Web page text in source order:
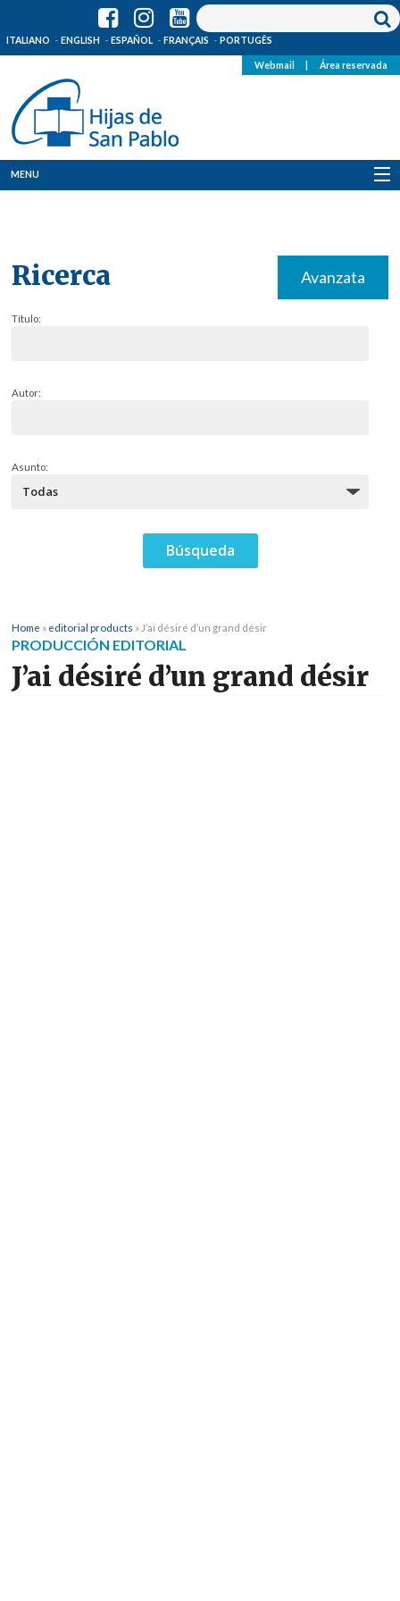
ITALIANO ENGLISH ESPAÑOL FRANÇAIS PORTUGÊS
Webmail Área reservada
MENU
Ricerca Avanzata
Título:
Autor:
Asunto:
Home » editorial products » J’ai désiré d’un grand désir
PRODUCCIÓN EDITORIAL
J’ai désiré d’un grand désir